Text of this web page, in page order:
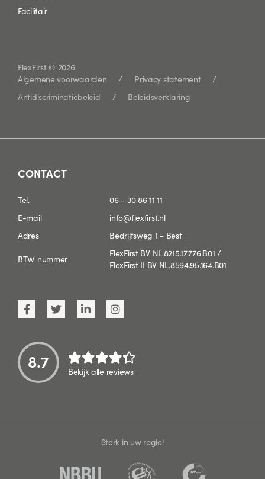
Facilitair
FlexFirst © 2026
Algemene voorwaarden
Privacy statement
Antidiscriminatiebeleid
Beleidsverklaring
CONTACT
Tel.
06 - 30 86 11 11
E-mail
info@flexfirst.nl
Adres
Bedrijfsweg 1 - Best
BTW nummer
FlexFirst BV NL.8215.17.776.B01 /
FlexFirst II BV NL.8594.95.164.B01
8.7 Bekijk alle reviews
Sterk in uw regio!